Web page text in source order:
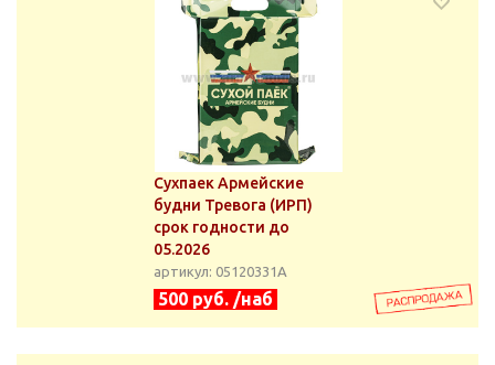
Сухпаек Армейские
будни Тревога (ИРП)
срок годности до
05.2026
артикул: 05120331А
500 руб. /наб